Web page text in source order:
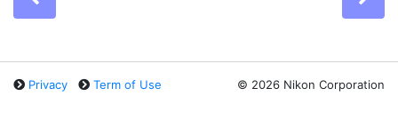
Privacy Term of Use © 2026 Nikon Corporation